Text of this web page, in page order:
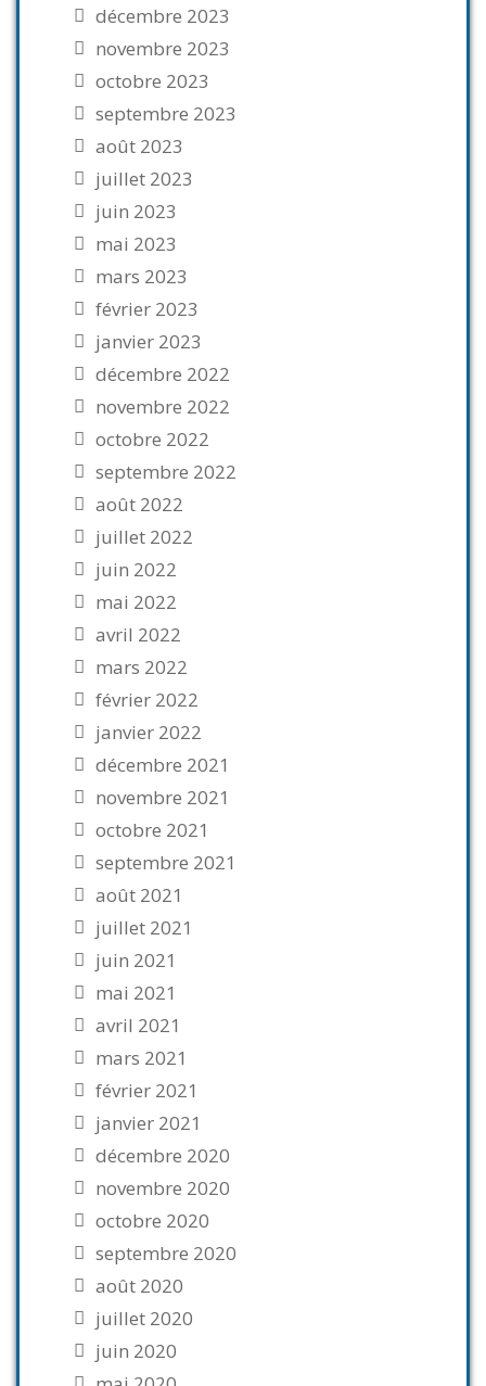
décembre 2023
novembre 2023
octobre 2023
septembre 2023
août 2023
juillet 2023
juin 2023
mai 2023
mars 2023
février 2023
janvier 2023
décembre 2022
novembre 2022
octobre 2022
septembre 2022
août 2022
juillet 2022
juin 2022
mai 2022
avril 2022
mars 2022
février 2022
janvier 2022
décembre 2021
novembre 2021
octobre 2021
septembre 2021
août 2021
juillet 2021
juin 2021
mai 2021
avril 2021
mars 2021
février 2021
janvier 2021
décembre 2020
novembre 2020
octobre 2020
septembre 2020
août 2020
juillet 2020
juin 2020